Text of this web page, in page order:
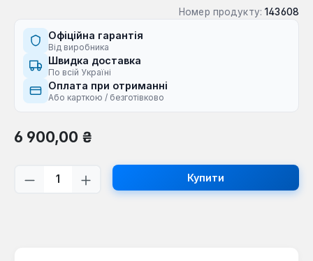
Номер продукту: 143608
Офіційна гарантія
Від виробника
Швидка доставка
По всій Україні
Оплата при отриманні
Або карткою / безготівково
Звичайна ціна:
6 900,00 ₴
Кількість товару: Введіть потрібну
Купити